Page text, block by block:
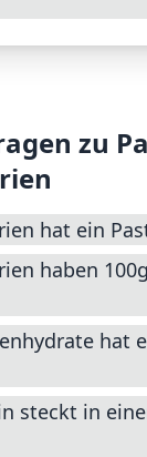
zu
hat ein
haben
hat
steckt in